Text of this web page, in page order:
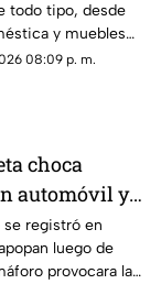
por
de
todo tipo, desde
y muebles
animales muertos,
insalubres del
08:09 p. m.
choca
automóvil y
la
se registró en
luego de
provocara la